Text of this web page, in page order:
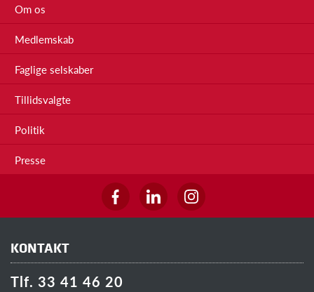
Om os
Medlemskab
Faglige selskaber
Tillidsvalgte
Politik
Presse
KONTAKT
Tlf. 33 41 46 20